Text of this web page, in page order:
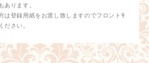
あります。
は登録用紙をお渡し致しますのでフロント9
ださい。